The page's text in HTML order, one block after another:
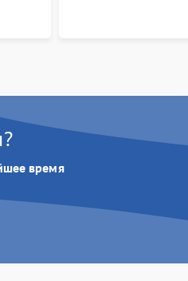
время